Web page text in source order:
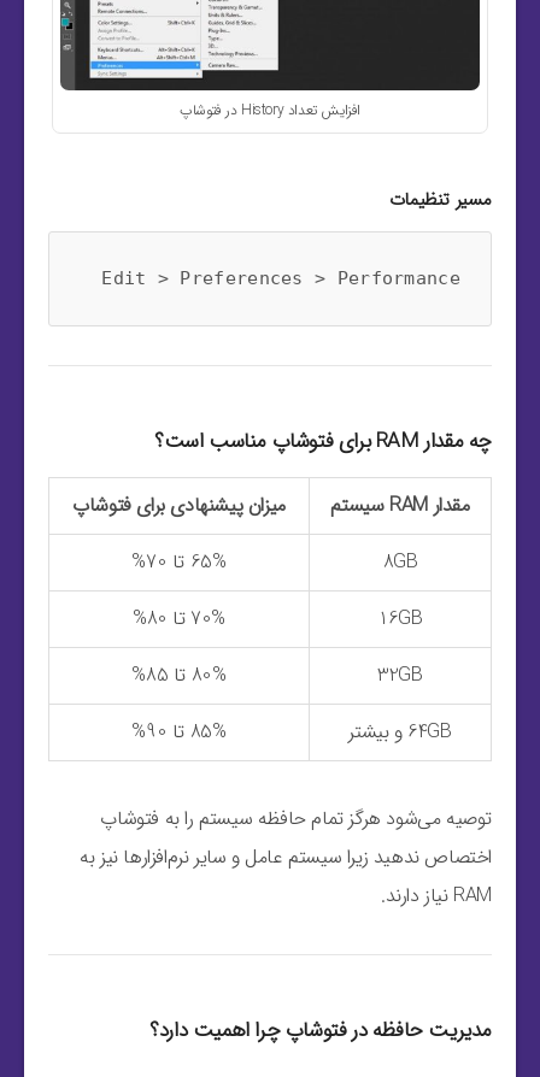
افزایش تعداد History در فتوشاپ
مسیر تنظیمات
Edit > Preferences > Performance
چه مقدار RAM برای فتوشاپ مناسب است؟
مقدار RAM سیستم
میزان پیشنهادی برای فتوشاپ
8GB
65% تا 70%
16GB
70% تا 80%
32GB
80% تا 85%
64GB و بیشتر
85% تا 90%
توصیه می‌شود هرگز تمام حافظه سیستم را به فتوشاپ
اختصاص ندهید زیرا سیستم عامل و سایر نرم‌افزارها نیز به
RAM نیاز دارند.
مدیریت حافظه در فتوشاپ چرا اهمیت دارد؟